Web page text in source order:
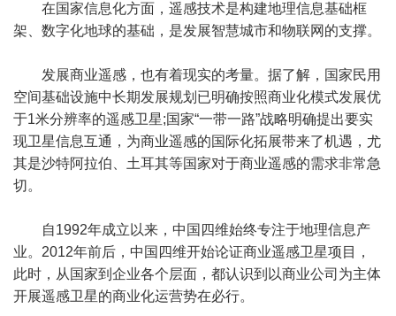
在国家信息化方面，遥感技术是构建地理信息基础框
架、数字化地球的基础，是发展智慧城市和物联网的支撑。
发展商业遥感，也有着现实的考量。据了解，国家民用
空间基础设施中长期发展规划已明确按照商业化模式发展优
于1米分辨率的遥感卫星;国家“一带一路”战略明确提出要实
现卫星信息互通，为商业遥感的国际化拓展带来了机遇，尤
其是沙特阿拉伯、土耳其等国家对于商业遥感的需求非常急
切。
自1992年成立以来，中国四维始终专注于地理信息产
业。2012年前后，中国四维开始论证商业遥感卫星项目，
此时，从国家到企业各个层面，都认识到以商业公司为主体
开展遥感卫星的商业化运营势在必行。